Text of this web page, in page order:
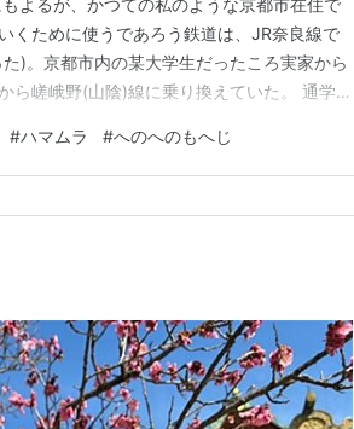
よるが、かつての私のような京都市在住で
くために使うであろう鉄道は、JR奈良線で
)。京都市内の某大学生だったころ実家から
ら嵯峨野(山陰)線に乗り換えていた。 通学だ
は京都駅に世話になっていたようなもので
在ではなか…
#ハマムラ #へのへのもへじ